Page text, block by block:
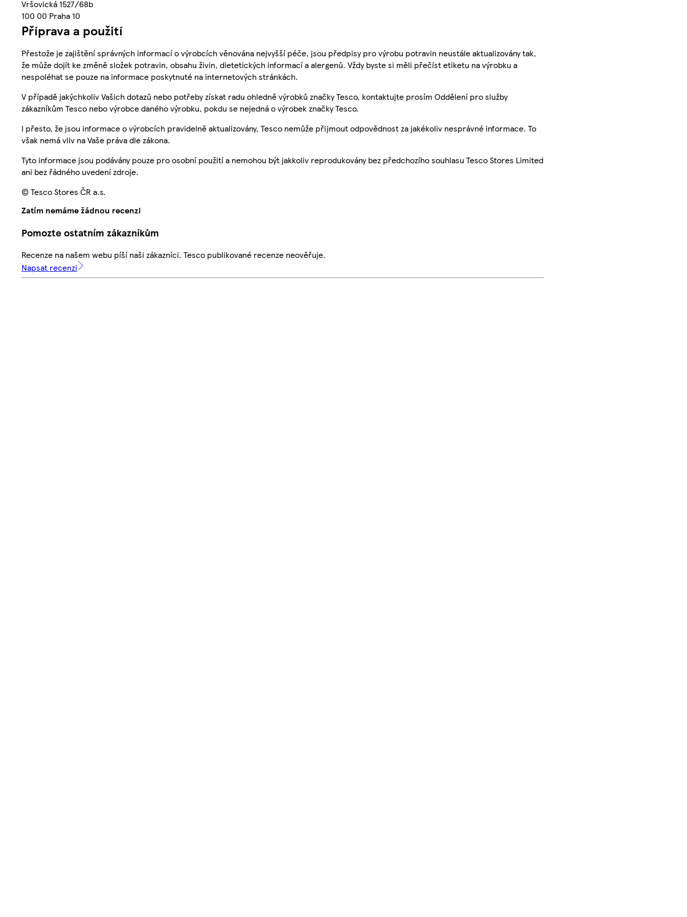
Vršovická 1527/68b
100 00 Praha 10
Příprava a použití
Přestože je zajištění správných informací o výrobcích věnována nejvyšší péče, jsou předpisy pro výrobu potravin neustále aktualizovány tak,
že může dojít ke změně složek potravin, obsahu živin, dietetických informací a alergenů. Vždy byste si měli přečíst etiketu na výrobku a
nespoléhat se pouze na informace poskytnuté na internetových stránkách.
V případě jakýchkoliv Vašich dotazů nebo potřeby získat radu ohledně výrobků značky Tesco, kontaktujte prosím Oddělení pro služby
zákazníkům Tesco nebo výrobce daného výrobku, pokdu se nejedná o výrobek značky Tesco.
I přesto, že jsou informace o výrobcích pravidelně aktualizovány, Tesco nemůže přijmout odpovědnost za jakékoliv nesprávné informace. To
však nemá vliv na Vaše práva dle zákona.
Tyto informace jsou podávány pouze pro osobní použití a nemohou být jakkoliv reprodukovány bez předchozího souhlasu Tesco Stores Limited
ani bez řádného uvedení zdroje.
© Tesco Stores ČR a.s.
Zatím nemáme žádnou recenzi
Pomozte ostatním zákazníkům
Recenze na našem webu píší naši zákazníci. Tesco publikované recenze neověřuje.
Napsat recenzi